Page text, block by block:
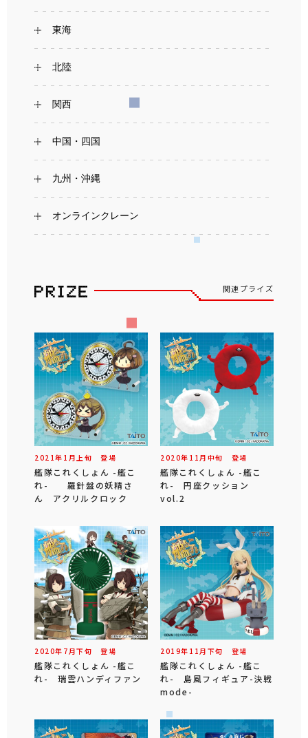
東海
北陸
関西
中国・四国
九州・沖縄
オンラインクレーン
関連プライズ
2021年 1 月 上旬 登場
艦隊これくしょん -艦こ
れ- 羅針盤の妖精さ
ん アクリルクロック
2020年 11 月 中旬 登場
艦隊これくしょん -艦こ
れ- 円座クッション
vol.2
2020年 7 月下旬 登場
艦隊これくしょん -艦こ
れ- 瑞雲ハンディファン
2019年 11 月 下旬 登場
艦隊これくしょん -艦こ
れ- 島風フィギュア-決戦
mode-